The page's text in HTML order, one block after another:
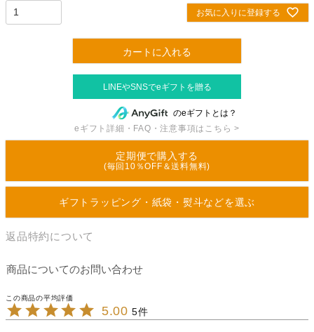
お気に入りに登録する
カートに入れる
のeギフトとは？
eギフト詳細・FAQ・注意事項はこちら >
定期便で購入する
(毎回10％OFF＆送料無料)
ギフトラッピング・紙袋・熨斗などを選ぶ
返品特約について
商品についてのお問い合わせ
5.00 5